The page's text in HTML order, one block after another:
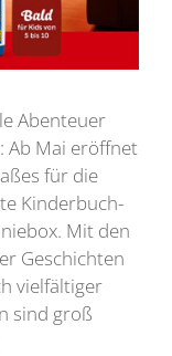
Abenteuer
Ab Mai eröffnet
für die
Kinderbuch-
Mit den
Geschichten
vielfältiger
sind groß